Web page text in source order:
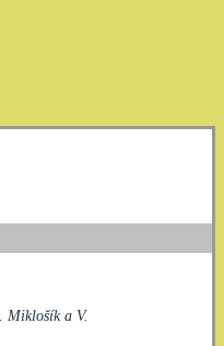
Miklošík a V.